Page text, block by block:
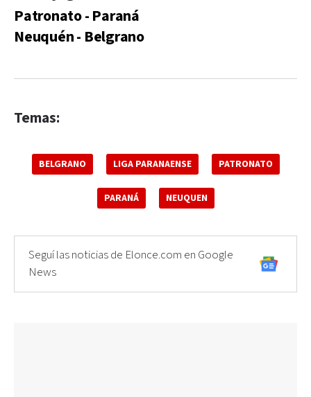
Patronato - Paraná
Neuquén - Belgrano
Temas:
BELGRANO LIGA PARANAENSE PATRONATO
PARANÁ NEUQUEN
Seguí las noticias de Elonce.com en Google
News